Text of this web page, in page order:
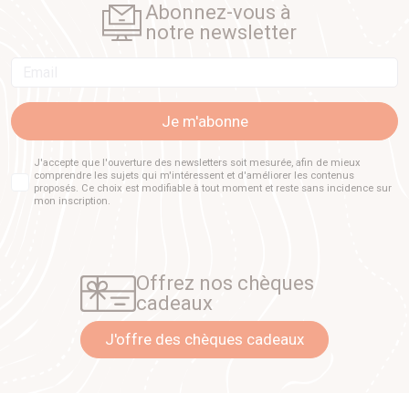
Abonnez-vous à
notre newsletter
Je m'abonne
J'accepte que l'ouverture des newsletters soit mesurée, afin de mieux
comprendre les sujets qui m'intéressent et d'améliorer les contenus
proposés. Ce choix est modifiable à tout moment et reste sans incidence sur
mon inscription.
Offrez nos chèques
cadeaux
J'offre des chèques cadeaux